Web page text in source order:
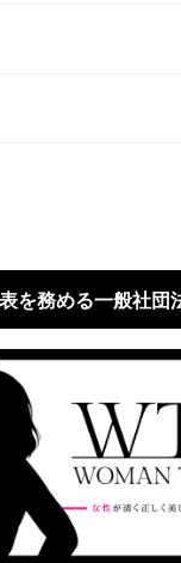
を務める一般社団